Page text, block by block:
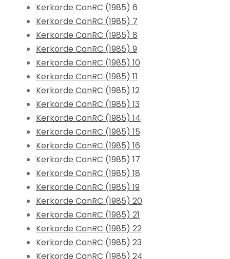
Kerkorde CanRC (1985) 6
Kerkorde CanRC (1985) 7
Kerkorde CanRC (1985) 8
Kerkorde CanRC (1985) 9
Kerkorde CanRC (1985) 10
Kerkorde CanRC (1985) 11
Kerkorde CanRC (1985) 12
Kerkorde CanRC (1985) 13
Kerkorde CanRC (1985) 14
Kerkorde CanRC (1985) 15
Kerkorde CanRC (1985) 16
Kerkorde CanRC (1985) 17
Kerkorde CanRC (1985) 18
Kerkorde CanRC (1985) 19
Kerkorde CanRC (1985) 20
Kerkorde CanRC (1985) 21
Kerkorde CanRC (1985) 22
Kerkorde CanRC (1985) 23
Kerkorde CanRC (1985) 24